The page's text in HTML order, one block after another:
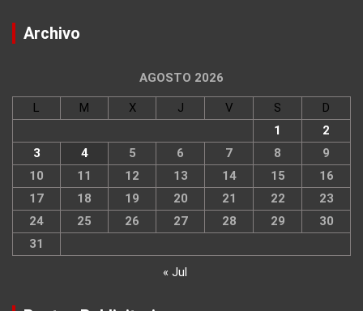
Archivo
AGOSTO 2026
L M X J V S
D
1
2
3
4 5 6 7 8
9
10
11 12 13 14 15
16
17
18 19 20 21 22
23
24
25 26 27 28 29
30
31
« Jul